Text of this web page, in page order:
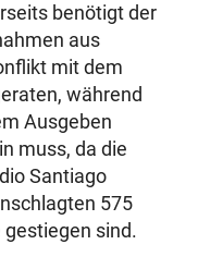
benötigt der
aus
mit dem
während
Ausgeben
muss, da die
Santiago
575
sind.